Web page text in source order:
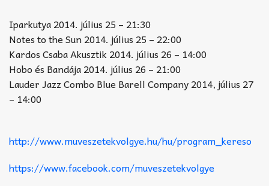
Iparkutya 2014. július 25 – 21:30
Notes to the Sun 2014. július 25 – 22:00
Kardos Csaba Akusztik 2014. július 26 – 14:00
Hobo és Bandája 2014. július 26 – 21:00
Lauder Jazz Combo Blue Barell Company 2014, július 27
– 14:00
http://www.muveszetekvolgye.hu/hu/program_kereso
https://www.facebook.com/muveszetekvolgye